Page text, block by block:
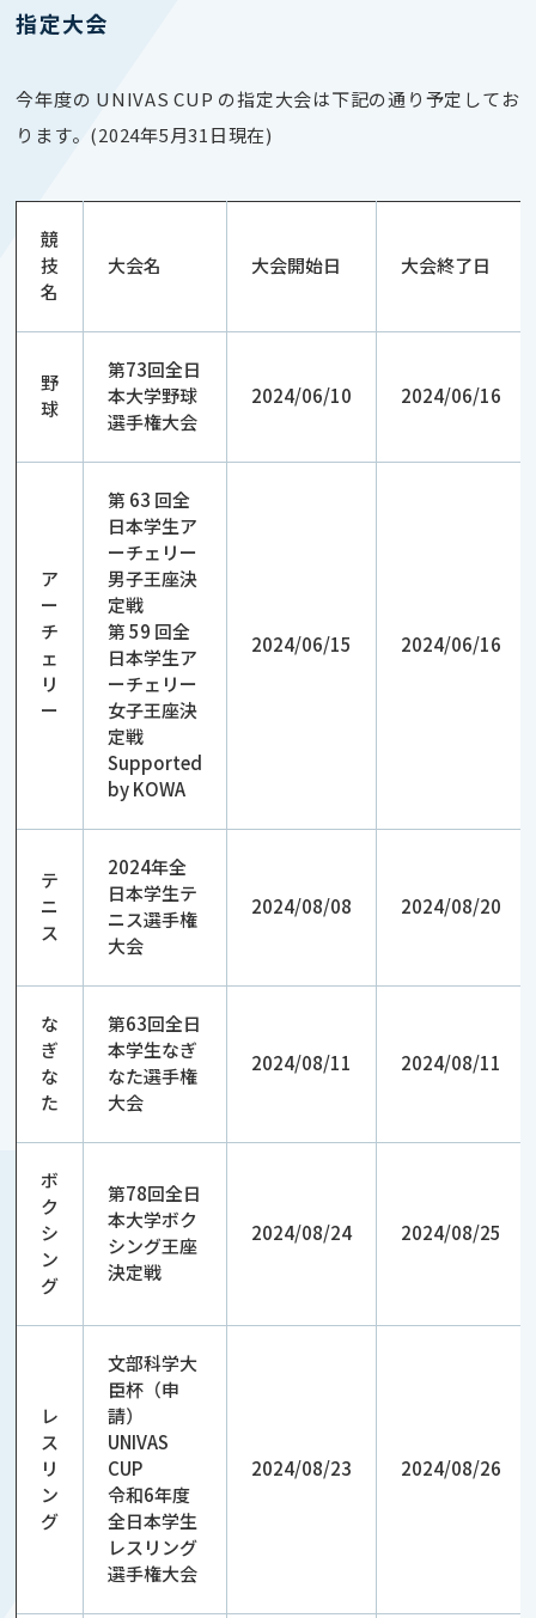
指定大会
今年度の UNIVAS CUP の指定大会は下記の通り予定してお
ります。(2024年5月31日現在)
競
技
名
大会名 大会開始日 大会終了日
野
球
第73回全日
本大学野球
選手権大会
2024/06/10 2024/06/16
ア
ー
チ
ェ
リ
ー
第 63 回全
日本学生ア
ーチェリー
男子王座決
定戦
第 59 回全
日本学生ア
ーチェリー
女子王座決
定戦
Supported
by KOWA
2024/06/15 2024/06/16
テ
ニ
ス
2024年全
日本学生テ
ニス選手権
大会
2024/08/08 2024/08/20
な
ぎ
な
た
第63回全日
本学生なぎ
なた選手権
大会
2024/08/11 2024/08/11
ボ
ク
シ
ン
グ
第78回全日
本大学ボク
シング王座
決定戦
2024/08/24 2024/08/25
レ
ス
リ
ン
グ
文部科学大
臣杯（申
請）
UNIVAS
CUP
令和6年度
全日本学生
レスリング
選手権大会
2024/08/23 2024/08/26